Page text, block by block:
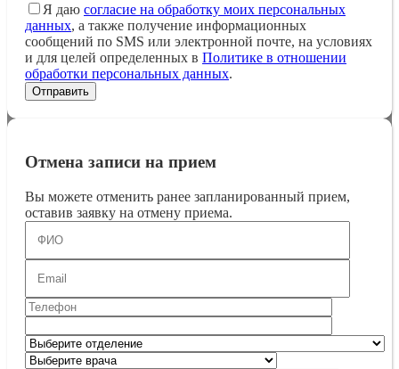
Я даю согласие на обработку моих персональных
данных, а также получение информационных
сообщений по SMS или электронной почте, на условиях
и для целей определенных в Политике в отношении
обработки персональных данных.
Отмена записи на прием
Вы можете отменить ранее запланированный прием,
оставив заявку на отмену приема.